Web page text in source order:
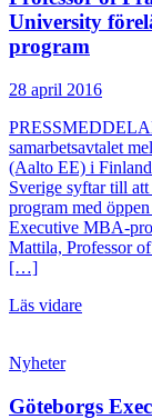
University
program
28 april 2016
samarbetsavtalet
(Aalto EE) i
Sverige syftar till att
program med
Executive MBA-
Mattila, Professor
[…]
Läs vidare
Nyheter
Göteborgs